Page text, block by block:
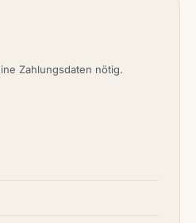
Zahlungsdaten nötig.